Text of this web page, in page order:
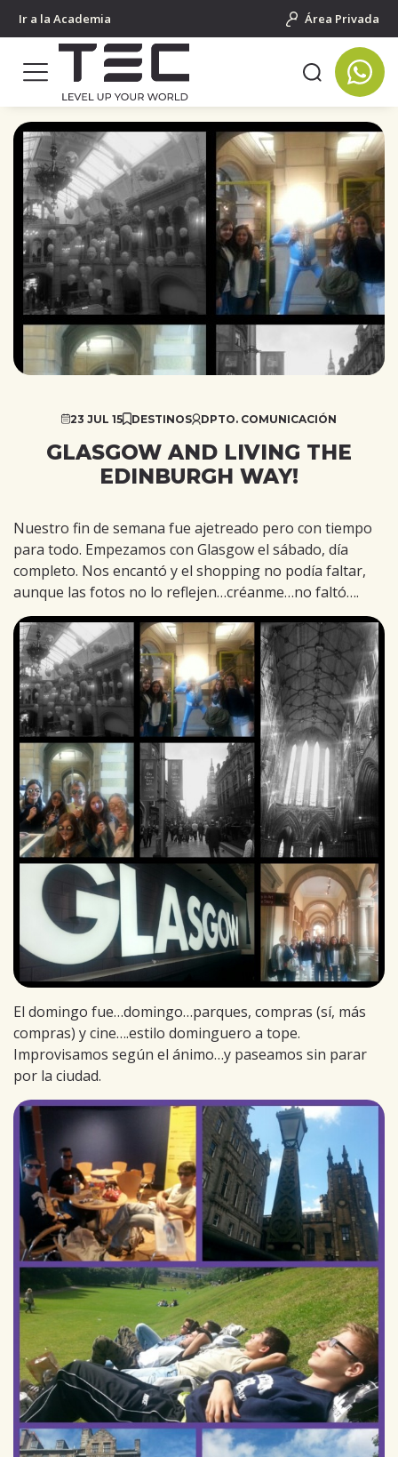
Ir a la Academia Área Privada
23 JUL 15 DESTINOS DPTO. COMUNICACIÓN
GLASGOW AND LIVING THE
EDINBURGH WAY!
Nuestro fin de semana fue ajetreado pero con tiempo
para todo. Empezamos con Glasgow el sábado, día
completo. Nos encantó y el shopping no podía faltar,
aunque las fotos no lo reflejen…créanme…no faltó….
El domingo fue…domingo…parques, compras (sí, más
compras) y cine….estilo dominguero a tope.
Improvisamos según el ánimo…y paseamos sin parar
por la ciudad.